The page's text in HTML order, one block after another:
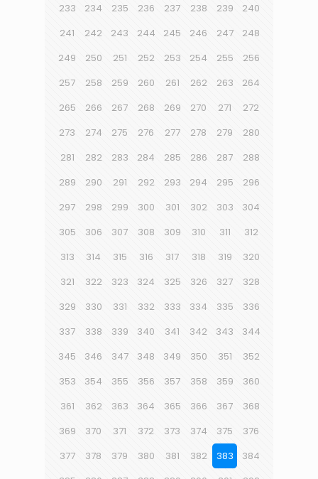
233
234 235 236 237 238 239
240
241
242 243 244 245 246 247
248
249
250 251 252 253 254 255
256
257
258 259 260 261 262 263
264
265
266 267 268 269 270 271
272
273
274 275 276 277 278 279
280
281
282 283 284 285 286 287
288
289
290 291 292 293 294 295
296
297
298 299 300 301 302 303
304
305
306 307 308 309 310 311
312
313
314 315 316 317 318 319
320
321
322 323 324 325 326 327
328
329
330 331 332 333 334 335
336
337
338 339 340 341 342 343
344
345
346 347 348 349 350 351
352
353
354 355 356 357 358 359
360
361
362 363 364 365 366 367
368
369
370 371 372 373 374 375
376
377
378 379 380 381 382 383
384